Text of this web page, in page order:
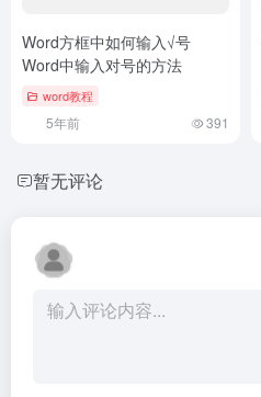
Word方框中如何输入√号
Word中输入对号的方法
word教程
5年前 391
暂无评论